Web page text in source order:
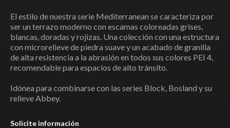
El estilo de nuestra serie Mediterranean se caracteriza por
ser un terrazo moderno con escamas coloreadas grises,
blancas, doradas y rojizas. Una colección con una estructura
con microrelieve de piedra suave y un acabado de granilla
de alta resistencia a la abrasión en todos sus colores PEI 4,
recomendable para espacios de alto tránsito.
Idónea para combinarse con las series Block, Bosland y su
relieve Abbey.
Solicite información